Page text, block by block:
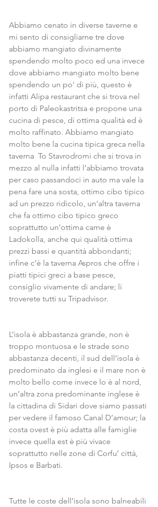
Abbiamo cenato in diverse taverne e
mi sento di consigliarne tre dove
abbiamo mangiato divinamente
spendendo molto poco ed una invece
dove abbiamo mangiato molto bene
spendendo un po' di più, questo è
infatti Alipa restaurant che si trova nel
porto di Paleokastritsa e propone una
cucina di pesce, di ottima qualità ed è
molto raffinato. Abbiamo mangiato
molto bene la cucina tipica greca nella
taverna  To Stavrodromi che si trova in
mezzo al nulla infatti l’abbiamo trovata
per caso passandoci in auto ma vale la
pena fare una sosta, ottimo cibo tipico
ad un prezzo ridicolo, un'altra taverna
che fa ottimo cibo tipico greco
soprattutto un’ottima carne è
Ladokolla, anche qui qualità ottima
prezzi bassi e quantità abbondanti;
infine c’è la taverna Aspros che offre i
piatti tipici greci a base pesce,
consiglio vivamente di andare; li
troverete tutti su Tripadvisor.
L’isola è abbastanza grande, non è
troppo montuosa e le strade sono
abbastanza decenti, il sud dell’isola è
predominato da inglesi e il mare non è
molto bello come invece lo è al nord,
un’altra zona predominante inglese è
la cittadina di Sidari dove siamo passati
per vedere il famoso Canal D’amour; la
costa ovest è più adatta alle famiglie
invece quella est è più vivace
soprattutto nelle zone di Corfu’ città,
Ipsos e Barbati.
Tutte le coste dell’isola sono balneabili